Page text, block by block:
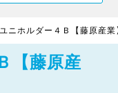
ニホルダー４Ｂ【藤原産業
【藤原産